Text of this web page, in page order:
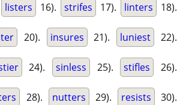
listers 16). strifes 17). linters 18).
20). insures 21). luniest 22).
24). sinless 25). stifles 26).
28). nutters 29). resists 30).